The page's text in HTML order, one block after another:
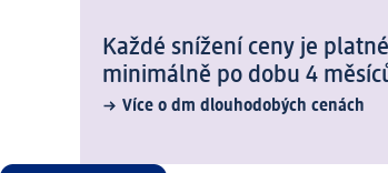
Každé snížení ceny je platné
minimálně po dobu 4
Více o dm dlouhodobých cenách